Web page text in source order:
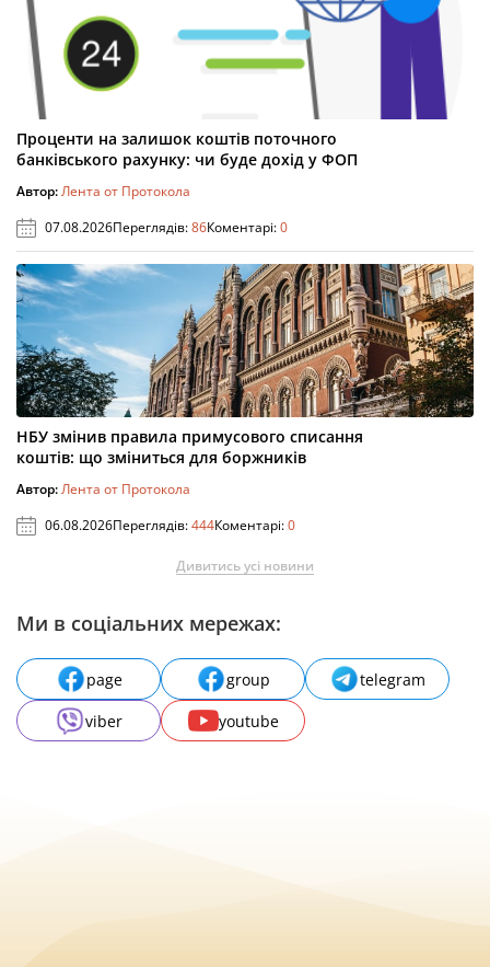
Проценти на залишок коштів поточного
банківського рахунку: чи буде дохід у ФОП
Автор:Лента от Протокола
07.08.2026Переглядів:86Коментарі:0
НБУ змінив правила примусового списання
коштів: що зміниться для боржників
Автор:Лента от Протокола
06.08.2026Переглядів:444Коментарі:0
Дивитись усі новини
Ми в соціальних мережах:
page group
telegram
viber
youtube